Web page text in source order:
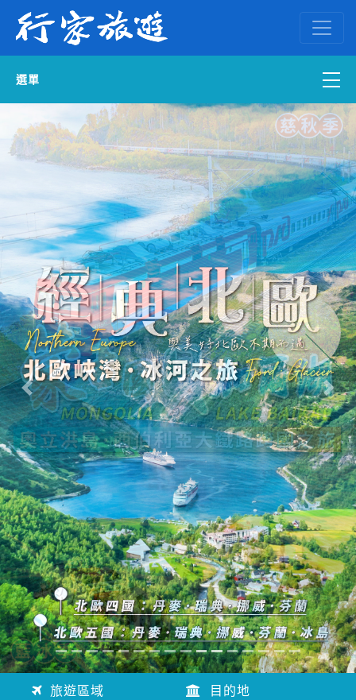
選單
國內外訂房
自組一團
中南部出發
國內旅遊
ENGLISH WEB
往前 往後
旅遊區域 目的地